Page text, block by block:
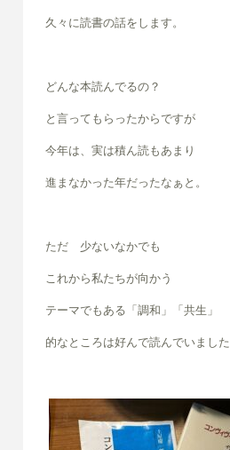
久々に読書の話をします。
どんな本読んでるの？
と言ってもらったからですが
今年は、実は積ん読もあまり
進まなかった年だったなぁと。
ただ 少ないなかでも
これから私たちが向かう
テーマでもある「調和」「共生」
的なところは好んで読んでいました